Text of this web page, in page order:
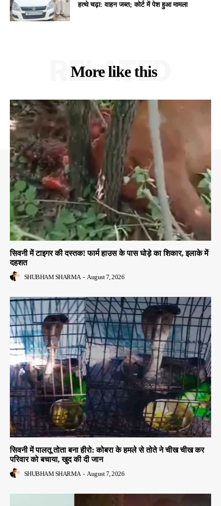
हत्थे चढ़ा: वाहन जब्त; कोर्ट में पेश हुआ मामला
More like this
RELATED
सिवनी में टाइगर की दस्तक! फार्म हाउस के पास घोड़े का शिकार, इलाके में
दहशत
SHUBHAM SHARMA - August 7, 2026
सिवनी में पालतू तोता बना हीरो: कोबरा के हमले से तोते ने चीख चीख कर
परिवार को बचाया, खुद की दी जान
SHUBHAM SHARMA - August 7, 2026